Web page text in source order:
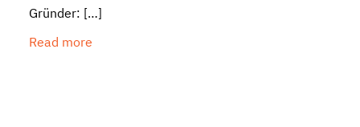
Gründer: […]
Read more